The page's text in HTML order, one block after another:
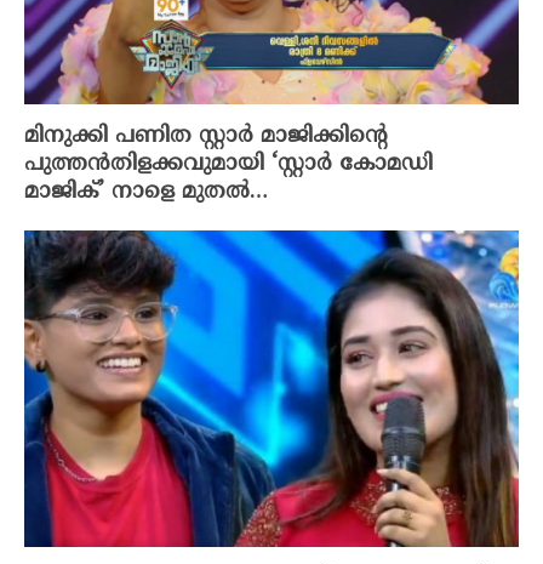
മിനുക്കി പണിത സ്റ്റാർ മാജിക്കിന്റെ
പുത്തൻതിളക്കവുമായി ‘സ്റ്റാർ കോമഡി
മാജിക്’ നാളെ മുതൽ…